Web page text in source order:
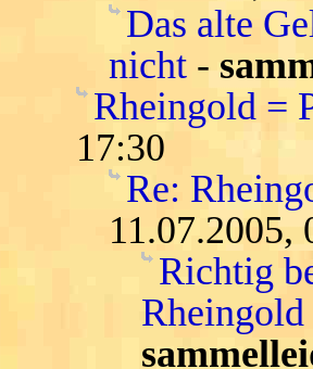
Das alte
nicht -
Rheingold =
17:30
Re:
11.07.2005,
Richtig
Rheingold